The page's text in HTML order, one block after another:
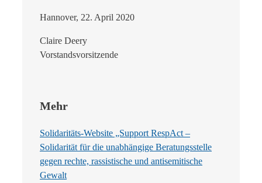
Hannover, 22. April 2020
Claire Deery
Vorstandsvorsitzende
Mehr
Solidaritäts-Website „Support RespAct –
Solidarität für die unabhängige Beratungsstelle
gegen rechte, rassistische und antisemitische
Gewalt